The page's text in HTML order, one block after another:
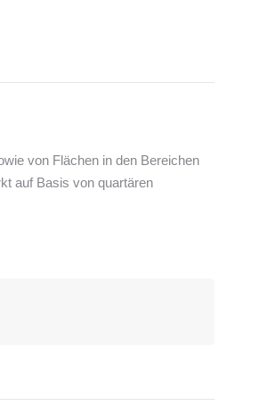
von Flächen in den Bereichen
auf Basis von quartären